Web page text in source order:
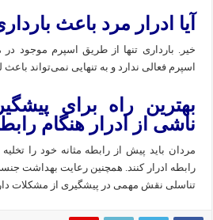
آیا ادرار مرد باعث
خیر. بارداری تنها از طریق اسپرم موجود در
اسپرم فعالی ندارد و به تنهایی نمی‌تواند باعث
بهترین راه برای
ناشی از ادرار هنگام
مردان باید پیش از رابطه مثانه خود را
رابطه ادرار کنند. همچنین رعایت بهداشت
تناسلی نقش مهمی در پیشگیری از مشکلات